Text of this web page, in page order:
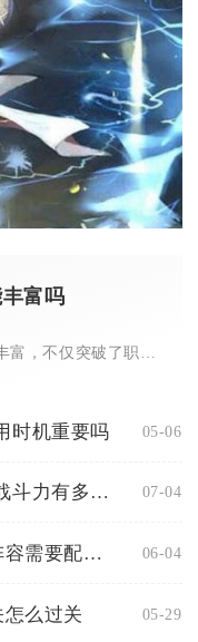
富吗
长安幻想里唐门灵师的社交功能十分丰富，不仅突破了职业单一作战...
时机重要吗 05-06
火影忍者攻击戒指的战斗力有多大提升 07-04
少年三国志130吴王阵容需要配备什么装备 06-04
么过关 05-29